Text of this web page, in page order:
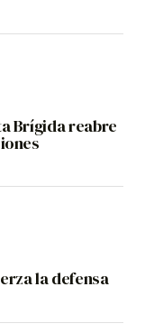
Brígida reabre
la defensa